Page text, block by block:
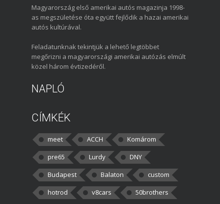
Magyarország első amerikai autós magazinja 1998-
as megszületése óta együtt fejlődik a hazai amerikai
autós kultúrával.
Feladatunknak tekintjük a lehető legtöbbet
megőrizni a magyarországi amerikai autózás elmúlt
közel három évtizedéről.
NAPLÓ
CÍMKÉK
meet ACCH
Komárom
pre65
Lurdy
DNY
Budapest
Balaton
custom
hotrod
v8cars 50brothers